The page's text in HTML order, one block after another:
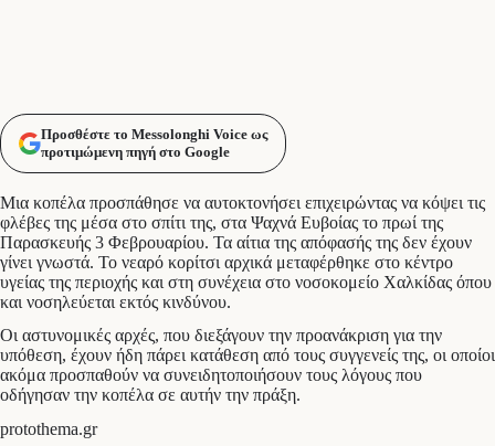
Προσθέστε το Messolonghi Voice ως
προτιμώμενη πηγή στο Google
Μια κοπέλα προσπάθησε να αυτοκτονήσει επιχειρώντας να κόψει τις
φλέβες της μέσα στο σπίτι της, στα Ψαχνά Ευβοίας το πρωί της
Παρασκευής 3 Φεβρουαρίου. Τα αίτια της απόφασής της δεν έχουν
γίνει γνωστά. Το νεαρό κορίτσι αρχικά μεταφέρθηκε στο κέντρο
υγείας της περιοχής και στη συνέχεια στο νοσοκομείο Χαλκίδας όπου
και νοσηλεύεται εκτός κινδύνου.
Οι αστυνομικές αρχές, που διεξάγουν την προανάκριση για την
υπόθεση, έχουν ήδη πάρει κατάθεση από τους συγγενείς της, οι οποίοι
ακόμα προσπαθούν να συνειδητοποιήσουν τους λόγους που
οδήγησαν την κοπέλα σε αυτήν την πράξη.
protothema.gr